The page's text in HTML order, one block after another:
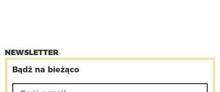
NEWSLETTER
Bądź na bieżąco